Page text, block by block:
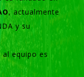
, actualmente
y su
equipo es